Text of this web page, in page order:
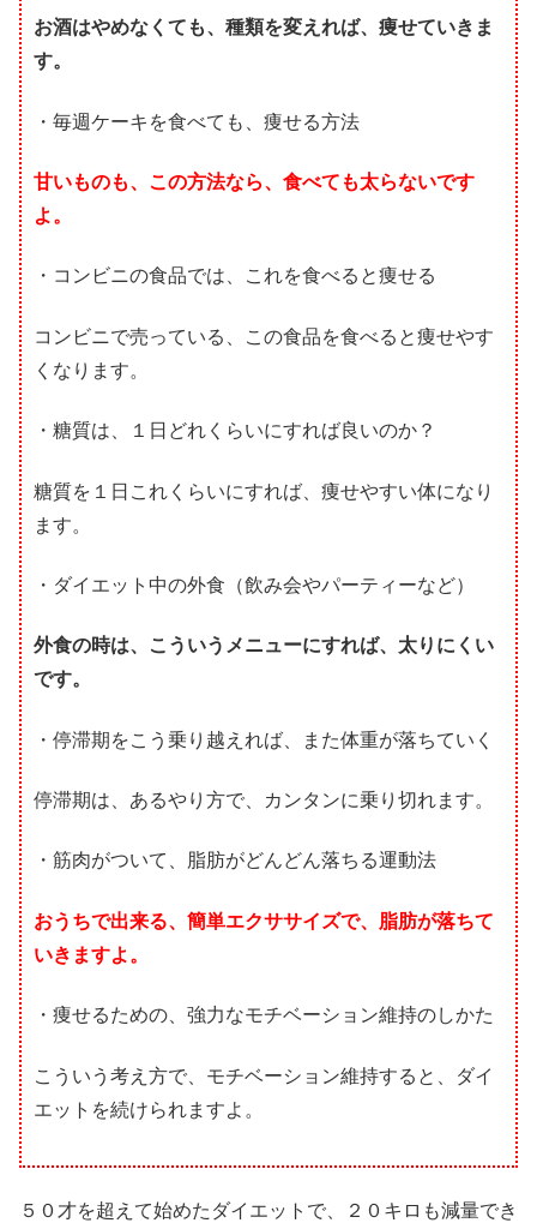
お酒はやめなくても、種類を変えれば、痩せていきま
す。
・毎週ケーキを食べても、痩せる方法
甘いものも、この方法なら、食べても太らないです
よ。
・コンビニの食品では、これを食べると痩せる
コンビニで売っている、この食品を食べると痩せやす
くなります。
・糖質は、１日どれくらいにすれば良いのか？
糖質を１日これくらいにすれば、痩せやすい体になり
ます。
・ダイエット中の外食（飲み会やパーティーなど）
外食の時は、こういうメニューにすれば、太りにくい
です。
・停滞期をこう乗り越えれば、また体重が落ちていく
停滞期は、あるやり方で、カンタンに乗り切れます。
・筋肉がついて、脂肪がどんどん落ちる運動法
おうちで出来る、簡単エクササイズで、脂肪が落ちて
いきますよ。
・痩せるための、強力なモチベーション維持のしかた
こういう考え方で、モチベーション維持すると、ダイ
エットを続けられますよ。
５０才を超えて始めたダイエットで、２０キロも減量でき